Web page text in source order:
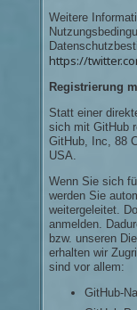
Weitere
https://
Registrierung
Statt einer
sich mit GitHub
GitHub, Inc, 88
USA.
Wenn Sie sich
werden Sie
weitergeleitet.
anmelden.
bzw. unseren
erhalten wir
sind vor allem:
GitHub-